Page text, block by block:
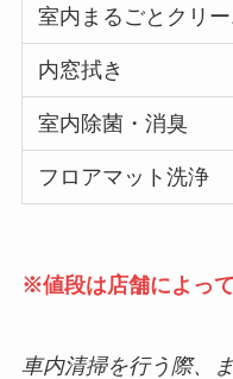
室内まるごとクリ
内窓拭き
室内除菌・消臭
フロアマット洗浄
※値段は店舗によって
車内清掃を行う際、